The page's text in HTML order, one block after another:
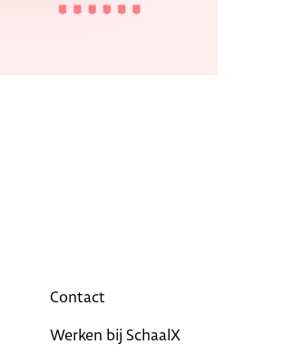
Contact
Werken bij SchaalX